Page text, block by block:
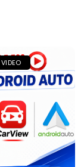
VIDEO